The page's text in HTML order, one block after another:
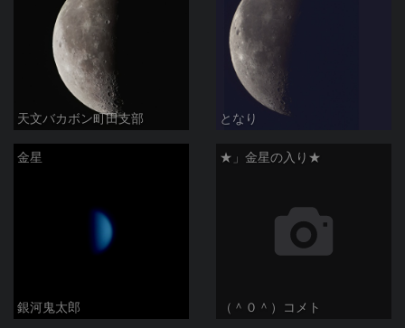
天文バカボン町田支部 となり
金星
銀河鬼太郎
★」金星の入り★
（＾０＾）コメト